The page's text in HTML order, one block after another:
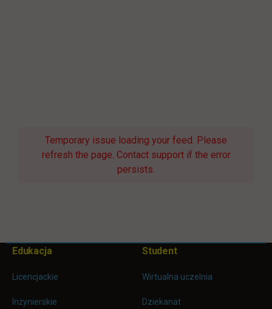
Temporary issue loading your feed. Please
refresh the page. Contact support if the error
persists.
Pomiń
Informacje w stopce
Edukacja
Licencjackie
Inżynierskie
Student
Wirtualna uczelnia
Dziekanat